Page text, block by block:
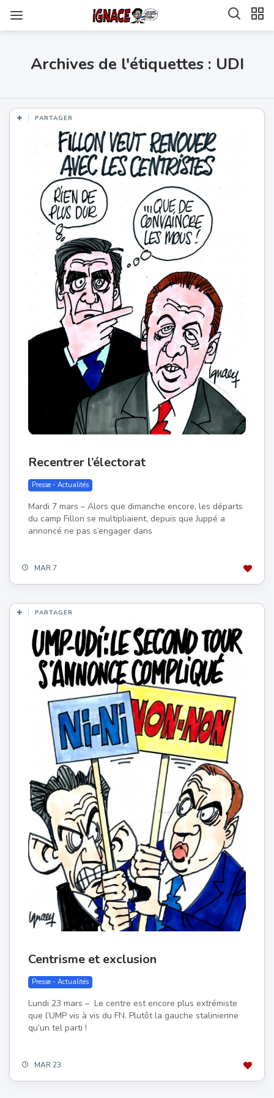
Archives de l'étiquettes : UDI
PARTAGER
Recentrer l’électorat
Presse - Actualités
Mardi 7 mars – Alors que dimanche encore, les départs
du camp Fillon se multipliaient, depuis que Juppé a
annoncé ne pas s’engager dans
MAR 7
PARTAGER
Centrisme et exclusion
Presse - Actualités
Lundi 23 mars – Le centre est encore plus extrémiste
que l’UMP vis à vis du FN. Plutôt la gauche stalinienne
qu’un tel parti !
MAR 23